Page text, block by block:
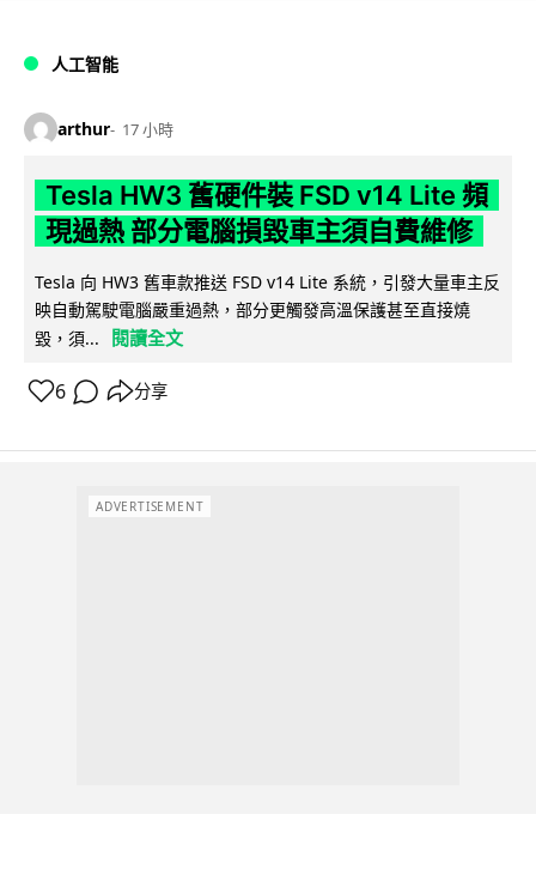
人工智能
arthur 17 小時
Tesla HW3 舊硬件裝 FSD v14 Lite 頻
現過熱 部分電腦損毀車主須自費維修
Tesla 向 HW3 舊車款推送 FSD v14 Lite 系統，引發大量車主反
映自動駕駛電腦嚴重過熱，部分更觸發高溫保護甚至直接燒
毀，須...
閱讀全文
6 分享
ADVERTISEMENT